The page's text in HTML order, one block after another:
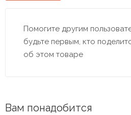
Помогите другим
будьте первым, кто
об этом товаре
Вам понадобится